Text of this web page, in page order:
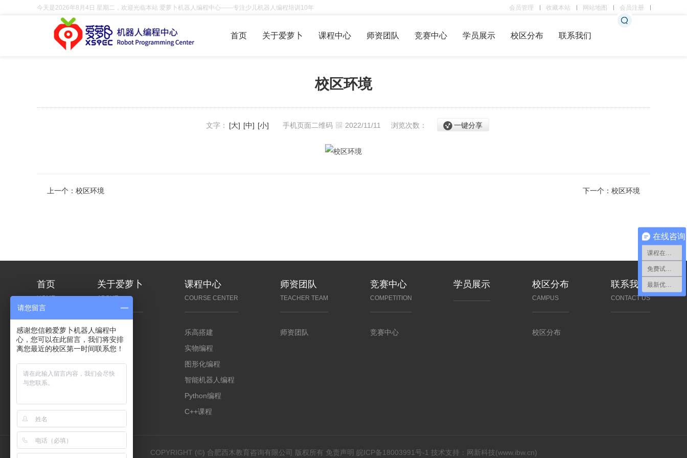
今天是2026年8月4日 星期二，欢迎光临本站 爱萝卜机器人编程中心——专注少儿机器人编程培训10年 会员管理 收藏本站 网站地图 会员注册
首页 关于爱萝卜 课程中心 师资团队 竞赛中心 学员展示 校区分布 联系我们
校区环境
文字： [大] [中] [小] 手机页面二维码 2022/11/11 浏览次数： 一键分享
上一个： 校区环境 下一个： 校区环境
首页
HOME
关于爱萝卜
ABOUT
企业文化
发展历程
竞赛成果
课程中心
COURSE CENTER
乐高搭建
实物编程
图形化编程
智能机器人编程
Python编程
C++课程
师资团队
TEACHER TEAM
师资团队
竞赛中心
COMPETITION
竞赛中心
学员展示 校区分布
CAMPUS
校区分布
联系我们
CONTACT US
COPYRIGHT (©) 合肥西木教育咨询有限公司 版权所有 免责声明 皖ICP备18003991号-1 技术支持： 网新科技(www.ibw.cn)
在线咨询
请您留言
感谢您信赖爱萝卜机器人编程中
心，您可以在此留言，我们将安排
离您最近的校区第一时间联系您！